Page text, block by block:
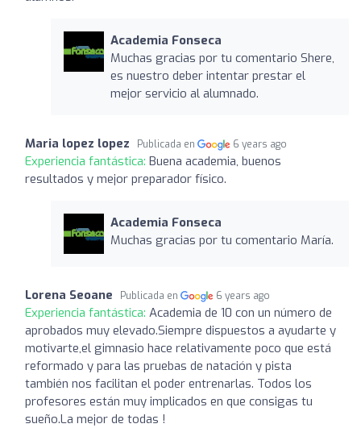
Academia Fonseca
Muchas gracias por tu comentario Shere,
es nuestro deber intentar prestar el
mejor servicio al alumnado.
Maria lopez lopez Publicada en 6 years ago
Experiencia fantástica: Buena academia, buenos
resultados y mejor preparador físico.
Academia Fonseca
Muchas gracias por tu comentario María.
Lorena Seoane Publicada en 6 years ago
Experiencia fantástica: Academia de 10 con un número de
aprobados muy elevado.Siempre dispuestos a ayudarte y
motivarte,el gimnasio hace relativamente poco que está
reformado y para las pruebas de natación y pista
también nos facilitan el poder entrenarlas. Todos los
profesores están muy implicados en que consigas tu
sueño.La mejor de todas !